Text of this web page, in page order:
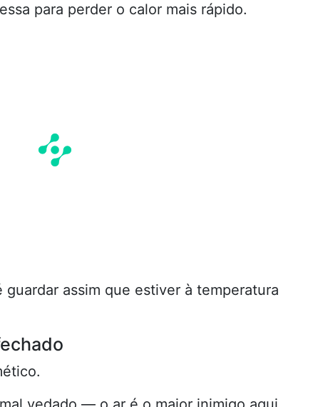
para perder o calor mais rápido.
assim que estiver à temperatura